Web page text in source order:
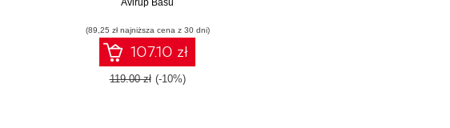
Edison
Avirup Basu
(89,25 zł najniższa cena z 30 dni)
107.10 zł
119.00 zł (-10%)